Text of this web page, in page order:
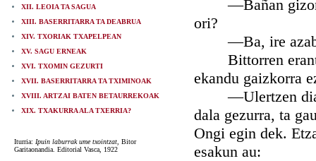
XII. LEOIA TA SAGUA
XIII. BASERRITARRA TA DEABRUA
XIV. TXORIAK TXAPELPEAN
XV. SAGU ERNEAK
XVI. TXOMIN GEZURTI
XVII. BASERRITARRA TA TXIMINOAK
XVIII. ARTZAI BATEN BETAURREKOAK
XIX. TXAKURRA ALA TXERRIA?
Iturria: Ipuin laburrak ume txointzat , Bitor
Garitaonandia. Editorial Vasca, 1922
—Bañan gizona
ori?
—Ba, ire
Bittorren
ekandu gaizkorra
—Ulertzen diat
dala gezurra, ta
Ongi egin dek.
esakun au: